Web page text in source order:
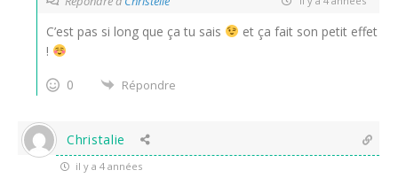
C’est pas si long que ça tu sais
et ça fait son petit effet
!
0
Répondre
Christalie
il y a 4 années